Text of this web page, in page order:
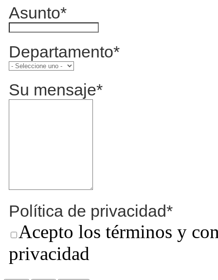
Asunto*
Departamento*
Su mensaje*
Política de privacidad*
Acepto los términos y
privacidad